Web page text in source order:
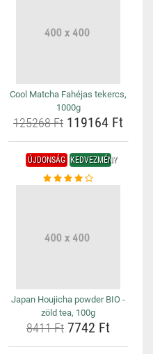
Cool Matcha Fahéjas tekercs,
1000g
125268 Ft 119164 Ft
ÚJDONSÁG KEDVEZMÉNY
Japan Houjicha powder BIO -
zöld tea, 100g
8411 Ft 7742 Ft